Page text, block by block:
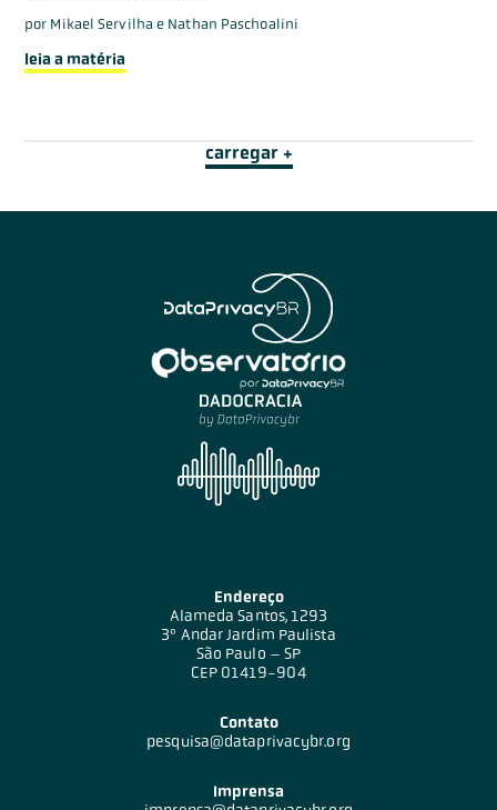
por Mikael Servilha e Nathan Paschoalini
leia a matéria
carregar +
Endereço
Alameda Santos, 1293
3º Andar Jardim Paulista
São Paulo – SP
CEP 01419-904
Contato
pesquisa@dataprivacybr.org
Imprensa